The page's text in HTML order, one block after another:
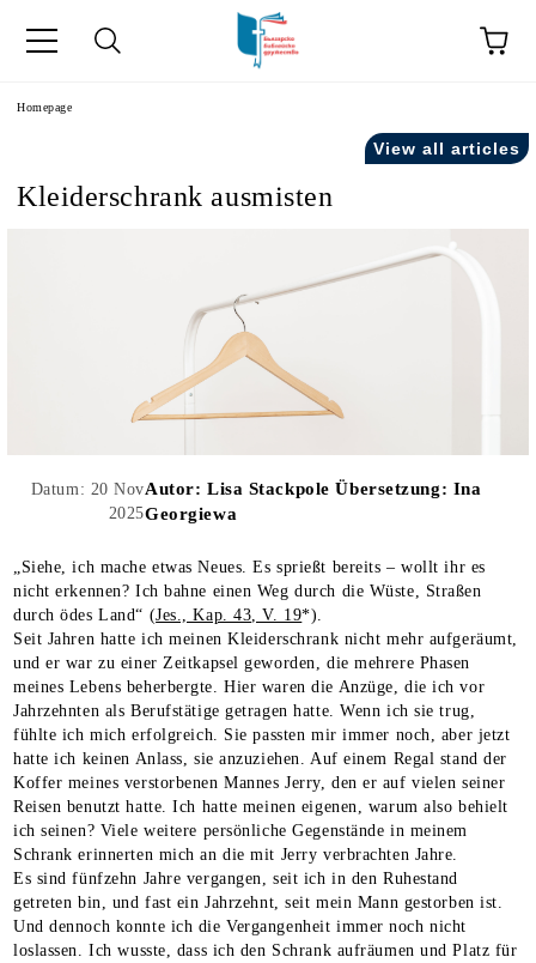
Homepage
View all articles
Kleiderschrank ausmisten
Datum: 20 Nov
2025
Autor: Lisa Stackpole Übersetzung: Ina
Georgiewa
„Siehe, ich mache etwas Neues. Es sprießt bereits – wollt ihr es
nicht erkennen? Ich bahne einen Weg durch die Wüste, Straßen
durch ödes Land“ (Jes., Kap. 43, V. 19*).
Seit Jahren hatte ich meinen Kleiderschrank nicht mehr aufgeräumt,
und er war zu einer Zeitkapsel geworden, die mehrere Phasen
meines Lebens beherbergte. Hier waren die Anzüge, die ich vor
Jahrzehnten als Berufstätige getragen hatte. Wenn ich sie trug,
fühlte ich mich erfolgreich. Sie passten mir immer noch, aber jetzt
hatte ich keinen Anlass, sie anzuziehen. Auf einem Regal stand der
Koffer meines verstorbenen Mannes Jerry, den er auf vielen seiner
Reisen benutzt hatte. Ich hatte meinen eigenen, warum also behielt
ich seinen? Viele weitere persönliche Gegenstände in meinem
Schrank erinnerten mich an die mit Jerry verbrachten Jahre.
Es sind fünfzehn Jahre vergangen, seit ich in den Ruhestand
getreten bin, und fast ein Jahrzehnt, seit mein Mann gestorben ist.
Und dennoch konnte ich die Vergangenheit immer noch nicht
loslassen. Ich wusste, dass ich den Schrank aufräumen und Platz für